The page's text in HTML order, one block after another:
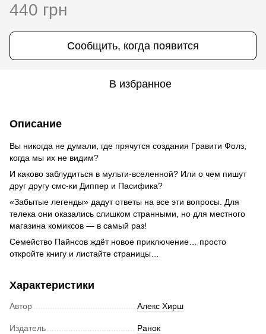
440 грн
Сообщить, когда появится
В избранное
Описание
Вы никогда не думали, где прячутся создания Гравити Фолз,
когда мы их не видим?
И каково заблудиться в мульти-вселенной? Или о чем пишут
друг другу смс-ки Диппер и Пасифика?
«Забытые легенды» дадут ответы на все эти вопросы. Для
телека они оказались слишком странными, но для местного
магазина комиксов — в самый раз!
Семейство Пайнсов ждёт новое приключение… просто
откройте книгу и листайте страницы…
Характеристики
Автор Алекс Хирш
Издатель Ранок